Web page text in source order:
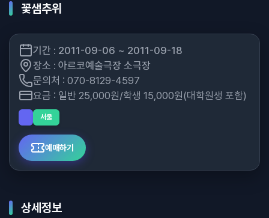
꽃샘추위
기간 : 2011-09-06 ~ 2011-09-18
장소 : 아르코예술극장 소극장
문의처 : 070-8129-4597
요금 : 일반 25,000원/학생 15,000원(대학원생 포함)
서울
예매하기
상세정보